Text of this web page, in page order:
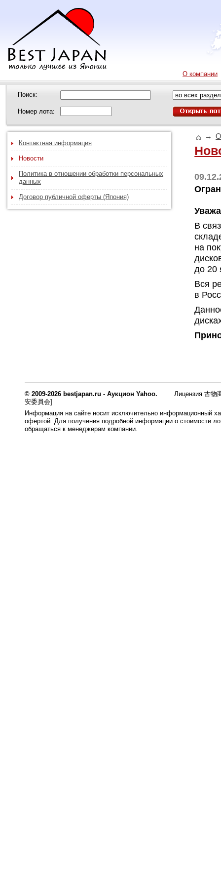
О компании
Поиск:
Номер лота:
Контактная информация
Новости
Политика в отношении обработки персональных
данных
Договор публичной оферты (Япония)
→
В
на
до 20
Вся
в
© 2009-2026 bestjapan.ru - Аукцион Yahoo.
Лицензия 古物
安委員会]
Информация на сайте носит исключительно информационный
офертой. Для получения подробной информации о стоимости
обращаться к менеджерам компании.